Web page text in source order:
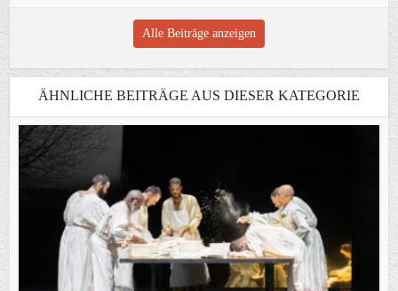
Alle Beiträge anzeigen
ÄHNLICHE BEITRÄGE AUS DIESER KATEGORIE